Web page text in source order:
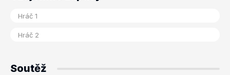
Soutěž